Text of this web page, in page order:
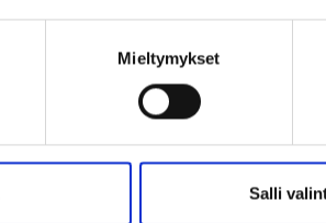
Mieltymykset
Salli